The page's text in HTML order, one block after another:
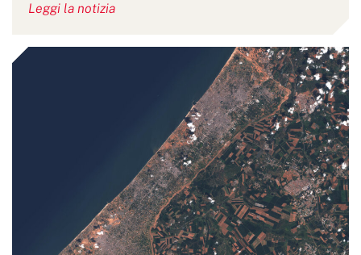
Leggi la notizia